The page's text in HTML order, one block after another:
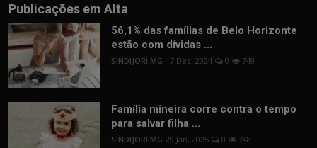
Publicações em Alta
56,1% das famílias de Belo Horizonte
estão com dívidas ...
SINDIJORI MG 17 Dez, 2024 0 749
Família mineira corre contra o tempo
para salvar filha ...
SINDIJORI MG 29 Jan, 2025 0 748